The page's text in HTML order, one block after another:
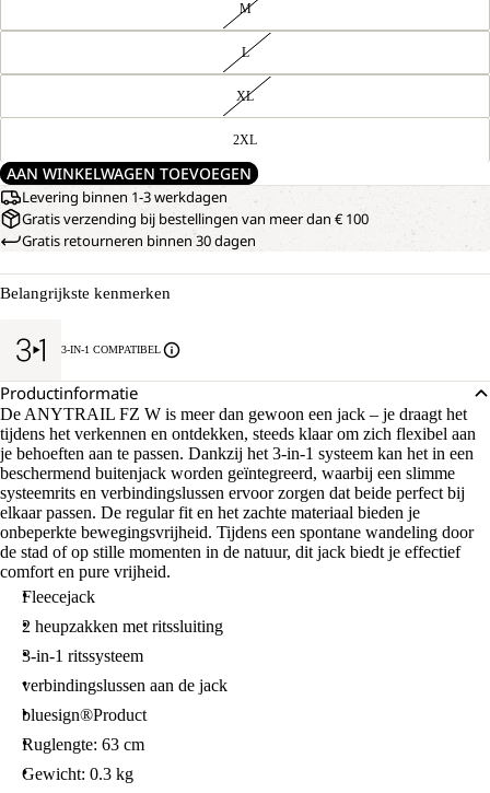
M
L
XL
2XL
AAN WINKELWAGEN TOEVOEGEN
Levering binnen 1-3 werkdagen
Gratis verzending bij bestellingen van meer dan € 100
Gratis retourneren binnen 30 dagen
Belangrijkste kenmerken
3-IN-1 COMPATIBEL
Productinformatie
De ANYTRAIL FZ W is meer dan gewoon een jack – je draagt het
tijdens het verkennen en ontdekken, steeds klaar om zich flexibel aan
je behoeften aan te passen. Dankzij het 3-in-1 systeem kan het in een
beschermend buitenjack worden geïntegreerd, waarbij een slimme
systeemrits en verbindingslussen ervoor zorgen dat beide perfect bij
elkaar passen. De regular fit en het zachte materiaal bieden je
onbeperkte bewegingsvrijheid. Tijdens een spontane wandeling door
de stad of op stille momenten in de natuur, dit jack biedt je effectief
comfort en pure vrijheid.
Fleecejack
2 heupzakken met ritssluiting
3-in-1 ritssysteem
verbindingslussen aan de jack
bluesign®Product
Ruglengte: 63 cm
Gewicht: 0.3 kg